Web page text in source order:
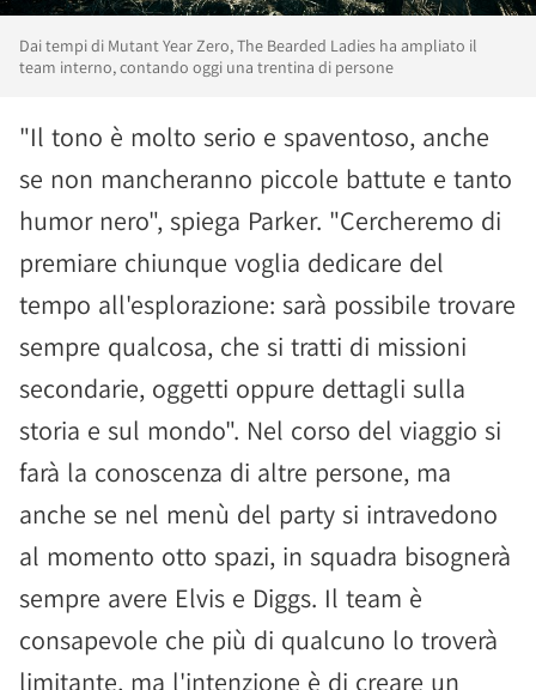
Dai tempi di Mutant Year Zero, The Bearded Ladies ha ampliato il
team interno, contando oggi una trentina di persone
"Il tono è molto serio e spaventoso, anche
se non mancheranno piccole battute e tanto
humor nero", spiega Parker. "Cercheremo di
premiare chiunque voglia dedicare del
tempo all'esplorazione: sarà possibile trovare
sempre qualcosa, che si tratti di missioni
secondarie, oggetti oppure dettagli sulla
storia e sul mondo". Nel corso del viaggio si
farà la conoscenza di altre persone, ma
anche se nel menù del party si intravedono
al momento otto spazi, in squadra bisognerà
sempre avere Elvis e Diggs. Il team è
consapevole che più di qualcuno lo troverà
limitante, ma l'intenzione è di creare un